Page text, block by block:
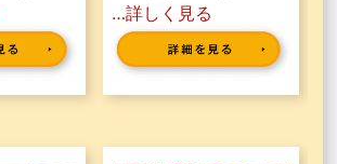
…詳しく見る